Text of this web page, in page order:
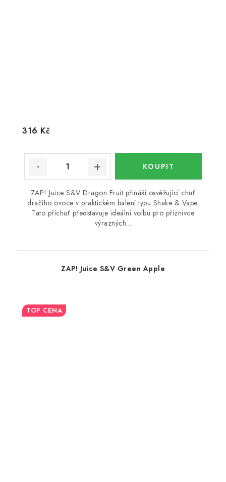
316 Kč
ZAP! Juice S&V Dragon Fruit přináší osvěžující chuť
dračího ovoce v praktickém balení typu Shake & Vape.
Tato příchuť představuje ideální volbu pro příznivce
výrazných...
ZAP! Juice S&V Green Apple
TOP CENA